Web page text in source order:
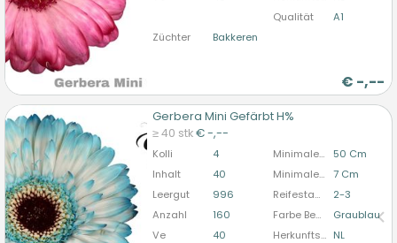
Qualität
A1
Züchter
Bakkeren
€ -,--
Gerbera Mini Gefärbt H%
≥ 40 stk€ -,--
Kolli 4 Minimale Stiellänge
50 Cm
Inhalt
40 Minimale Blütendurchmesser
7 Cm
Leergut
996 Reifestadium
2-3
Anzahl
160 Farbe Behandelt
Graublau
Ve
40 Herkunftsland NL
Gerbera Mini Gefärbt H%
U moet ingelogd zijn om te kunnen kopen.
Hier
bitte anmelden